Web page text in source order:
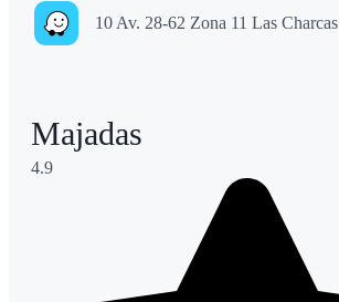
10 Av. 28-62 Zona 11 Las Charcas
Majadas
4.9